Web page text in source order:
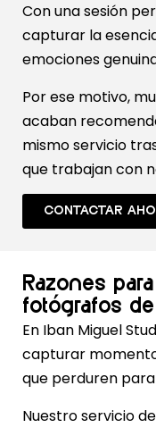
Con una sesión
capturar la
emociones
Por ese motivo,
acaban
mismo servicio
que trabajan con
CONTACTAR
Razones
fotógrafos
En Iban Miguel
capturar
que perduren
Nuestro servicio